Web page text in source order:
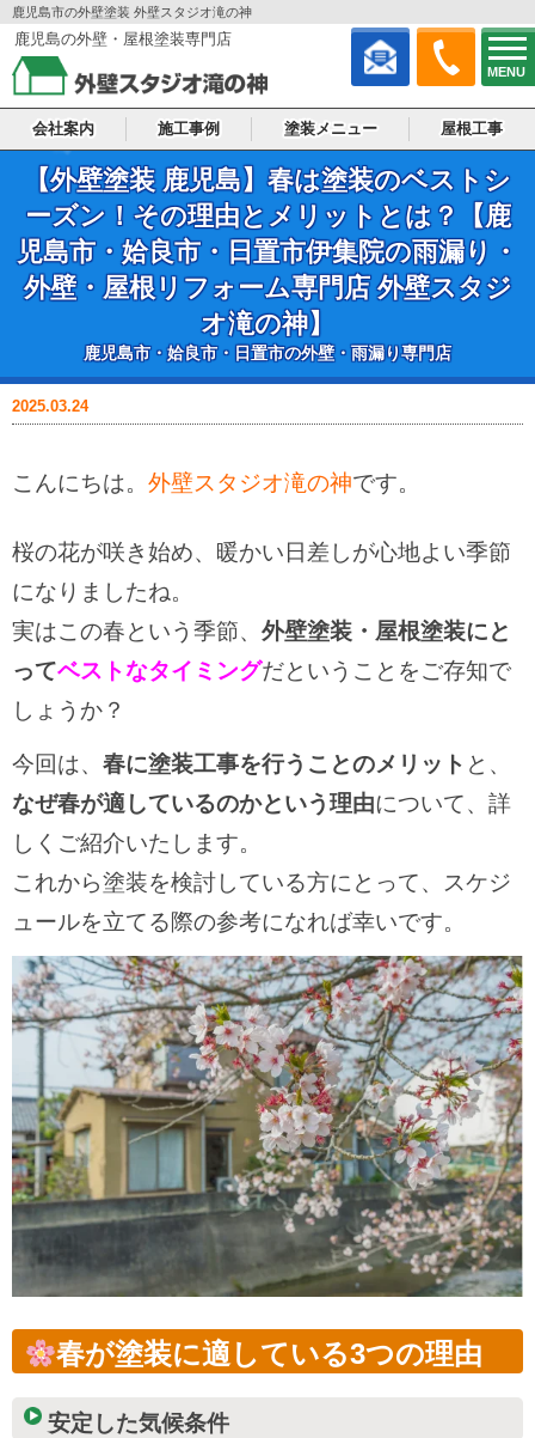
MENU
鹿児島市の外壁塗装 外壁スタジオ滝の神
鹿児島の外壁・屋根塗装専門店
会社案内 施工事例 塗装メニュー 屋根工事
【外壁塗装 鹿児島】春は塗装のベストシ
ーズン！その理由とメリットとは？【鹿
児島市・姶良市・日置市伊集院の雨漏り・
外壁・屋根リフォーム専門店 外壁スタジ
オ滝の神】
鹿児島市・姶良市・日置市の外壁・雨漏り専門店
2025.03.24
こんにちは。 外壁スタジオ滝の神です。
桜の花が咲き始め、暖かい日差しが心地よい季節
になりましたね。
実はこの春という季節、 外壁塗装・屋根塗装にと
ってベストなタイミングだということをご存知で
しょうか？
今回は、 春に塗装工事を行うことのメリット と、
なぜ春が適しているのかという理由について、詳
しくご紹介いたします。
これから塗装を検討している方にとって、スケジ
ュールを立てる際の参考になれば幸いです。
春が塗装に適している3つの理由
安定した気候条件